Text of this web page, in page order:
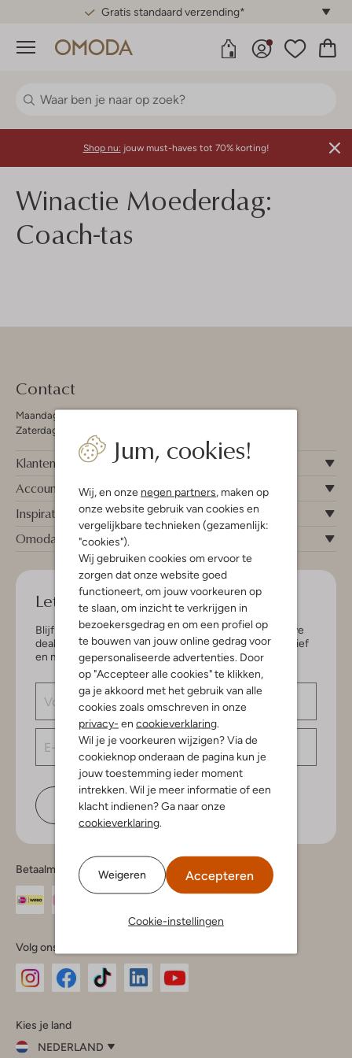
Gratis standaard verzending*
Menu
Jum, cookies!
Wij, en onze negen partners , maken op
onze website gebruik van cookies en
vergelijkbare technieken (gezamenlijk:
"cookies").
Wij gebruiken cookies om ervoor te
zorgen dat onze website goed
functioneert, om jouw voorkeuren op
te slaan, om inzicht te verkrijgen in
bezoekersgedrag en om een profiel op
te bouwen van jouw online gedrag voor
gepersonaliseerde advertenties. Door
op "Accepteer alle cookies" te klikken,
ga je akkoord met het gebruik van alle
cookies zoals omschreven in onze
privacy- en cookieverklaring
Wil je je voorkeuren wijzigen? Via de
cookieknop onderaan de pagina kun je
jouw toestemming ieder moment
intrekken. Wil je meer informatie of een
klacht indienen? Ga naar onze
cookieverklaring
Weigeren Accepteren
Cookie-instellingen
Shop nu: jouw must-haves tot 70% korting!
Winactie Moederdag:
Coach-tas
Contact
Maandag - Vrijdag 09:00 - 19:00 uur
Zaterdag 09:00 - 17:00 uur
Klantenservice
Account
Inspiratie
Omoda
Let's keep in touch!
Blijf op de hoogte van de nieuwste items en exclusieve
deals, speciaal voor jou. Schrijf je in voor de nieuwsbrief
en maak kans op € 150,- shoptegoed.
Schrijf je in
Betaalmethodes
Volg ons
InstagramFacebook
Kies je land
NEDERLAND